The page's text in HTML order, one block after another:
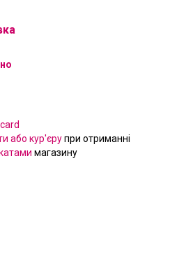
або кур'єрупри отриманні
магазину